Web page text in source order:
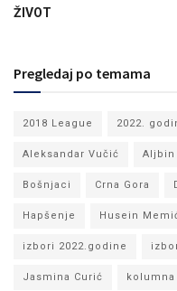
ŽIVOT
Pregledaj po temama
2018 League 2022.
Aleksandar Vučić Aljbin
Bošnjaci Crna Gora
Hapšenje Husein
izbori 2022.godine
Jasmina Curić kolumna